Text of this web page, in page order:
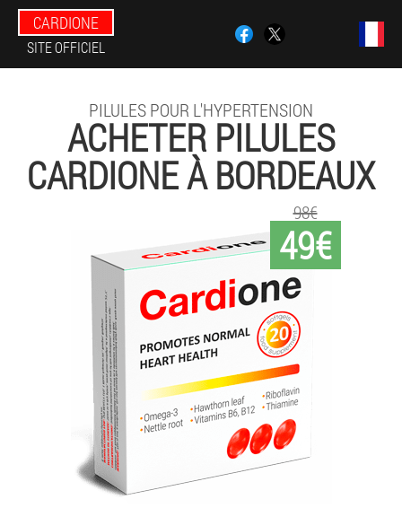
CARDIONE
SITE OFFICIEL
PILULES POUR L'HYPERTENSION
ACHETER PILULES
CARDIONE À BORDEAUX
49€
98€